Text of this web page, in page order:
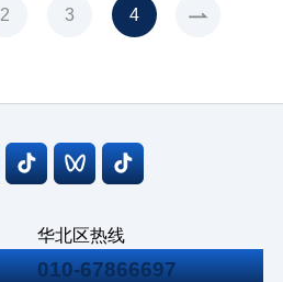
2 3 4
华北区热线
010-67866697